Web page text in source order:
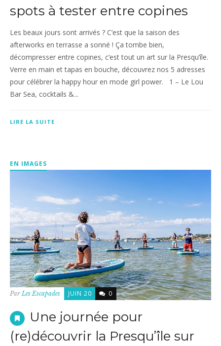
spots à tester entre copines
Les beaux jours sont arrivés ? C’est que la saison des
afterworks en terrasse a sonné ! Ça tombe bien,
décompresser entre copines, c’est tout un art sur la Presqu’île.
Verre en main et tapas en bouche, découvrez nos 5 adresses
pour célébrer la happy hour en mode girl power. 1 – Le Lou
Bar Sea, cocktails &...
LIRE LA SUITE
EN IMAGES
ParLes Escapades JUIN 20 0
Une journée pour
(re)découvrir la Presqu’île sur